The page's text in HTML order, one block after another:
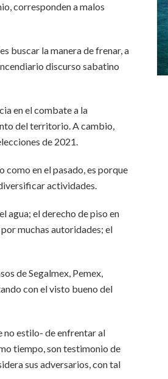
corresponden a malos
buscar la manera de frenar, a
discurso sabatino
en el combate a la
del territorio. A cambio,
de 2021.
como en el pasado, es porque
actividades.
agua; el derecho de piso en
muchas autoridades; el
de Segalmex, Pemex,
con el visto bueno del
no estilo- de enfrentar al
tiempo, son testimonio de
sus adversarios, con tal